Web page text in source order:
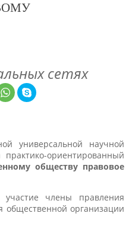
сетях
универсальной научной
ориентированный
обществу правовое
члены правления
общественной организации